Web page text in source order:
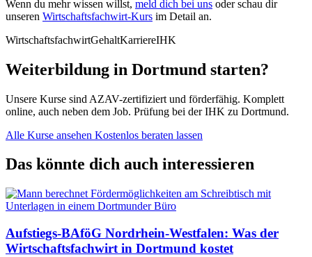
Wenn du mehr wissen willst, meld dich bei uns oder schau dir
unseren Wirtschaftsfachwirt-Kurs im Detail an.
WirtschaftsfachwirtGehaltKarriereIHK
Weiterbildung in Dortmund starten?
Unsere Kurse sind AZAV-zertifiziert und förderfähig. Komplett
online, auch neben dem Job. Prüfung bei der IHK zu Dortmund.
Alle Kurse ansehen Kostenlos beraten lassen
Das könnte dich auch interessieren
Aufstiegs-BAföG Nordrhein-Westfalen: Was der
Wirtschaftsfachwirt in Dortmund kostet